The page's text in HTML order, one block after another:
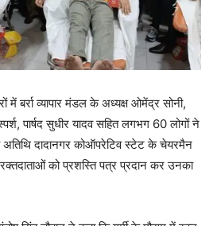
में बर्रा व्यापार मंडल के अध्यक्ष ओमेंद्र सोनी,
पार्षद सुधीर यादव सहित लगभग 60 लोगों ने
अतिथि दादानगर कोऑपरेटिव स्टेट के चेयरमैन
को प्रशस्ति पत्र प्रदान कर उनका